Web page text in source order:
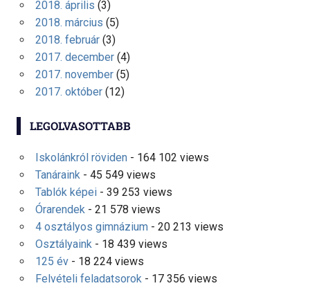
2018. április (3)
2018. március (5)
2018. február(3)
2017. december(4)
2017. november(5)
2017. október(12)
LEGOLVASOTTABB
Iskolánkról röviden- 164 102 views
Tanáraink - 45 549 views
Tablók képei- 39 253 views
Órarendek - 21 578 views
4 osztályos gimnázium- 20 213 views
Osztályaink - 18 439 views
125 év- 18 224 views
Felvételi feladatsorok - 17 356 views